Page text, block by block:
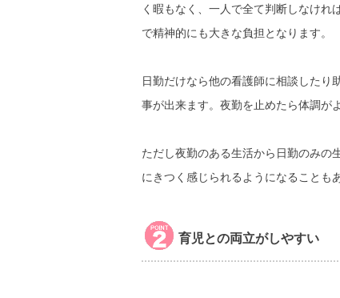
く暇もなく、一人で全て判断しなけ
で精神的にも大きな負担となります。
日勤だけなら他の看護師に相談したり
事が出来ます。夜勤を止めたら体調が
ただし夜勤のある生活から日勤のみの
にきつく感じられるようになることも
育児との両立がしやすい